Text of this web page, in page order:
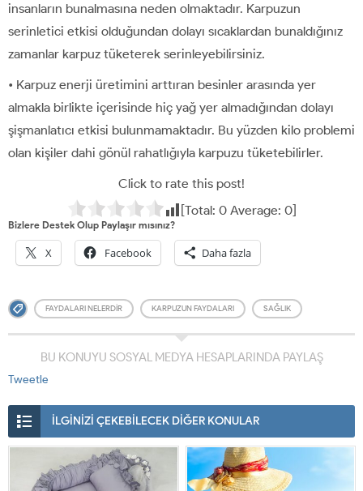
insanların bunalmasına neden olmaktadır. Karpuzun
serinletici etkisi olduğundan dolayı sıcaklardan bunaldığınız
zamanlar karpuz tüketerek serinleyebilirsiniz.
• Karpuz enerji üretimini arttıran besinler arasında yer
almakla birlikte içerisinde hiç yağ yer almadığından dolayı
şişmanlatıcı etkisi bulunmamaktadır. Bu yüzden kilo problemi
olan kişiler dahi gönül rahatlığıyla karpuzu tüketebilirler.
Click to rate this post!
[Total: 0Average: 0]
Bizlere Destek Olup Paylaşır mısınız?
X Facebook Daha fazla
FAYDALARI NELERDIR KARPUZUN FAYDALARI SAĞLIK
BU KONUYU SOSYAL MEDYA HESAPLARINDA PAYLAŞ
Tweetle
İLGİNİZİ ÇEKEBİLECEK DİĞER KONULAR